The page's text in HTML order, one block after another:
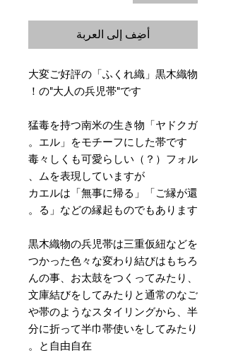
أضِف إلى العربة
大変ご好評の「ふくれ織」黒木織物
の"大人の兵児帯"です！
猛毒を持つ南米の生き物「ヤドクガ
エル」をモチーフにした帯です。
毒々しくも可愛らしい（？）フォル
ムを表現していますが、
カエルは「無事に帰る」「ご縁が還
る」などの縁起ものでもあります。
黒木織物の兵児帯は三重仮紐などを
つかった色々な変わり結びはもちろ
んの事、お太鼓をつくってみたり、
文庫結びをしてみたりと通常のなご
や帯のようなスタイリングから、半
分に折って半巾帯使いをしてみたり
と自由自在。